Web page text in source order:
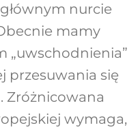
nurcie
mamy
„uwschodnienia”
przesuwania się
Zróżnicowana
wymaga,